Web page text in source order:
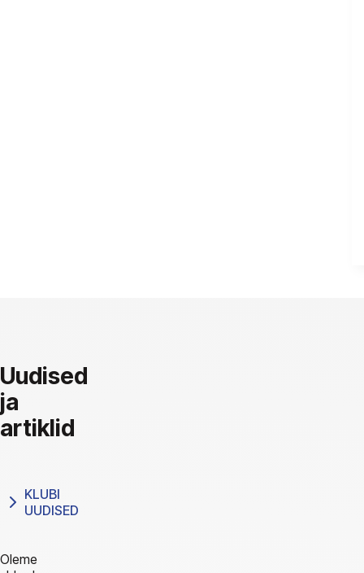
Uudised
ja
artiklid
KLUBI
UUDISED
Oleme